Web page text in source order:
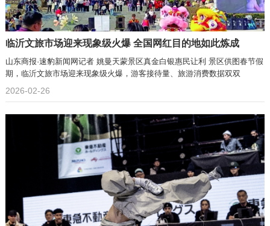
临沂文旅市场迎来现象级火爆 全国网红目的地如此炼成
山东商报·速豹新闻网记者 姚曼天蒙景区真金白银惠民让利 景区供图春节假
期，临沂文旅市场迎来现象级火爆，游客接待量、旅游消费数据双双
2026-02-26